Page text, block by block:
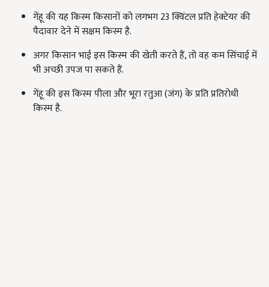
गेंहू की यह किस्म किसानों को लगभग 23 क्विंटल प्रति हेक्टेयर की
पैदावार देने में सक्षम किस्म है.
अगर किसान भाई इस किस्म की खेती करते हैं, तो वह कम सिंचाई में
भी अच्छी उपज पा सकते हैं.
गेंहू की इस किस्म पीला और भूरा रतुआ (जंग) के प्रति प्रतिरोधी
किस्म है.